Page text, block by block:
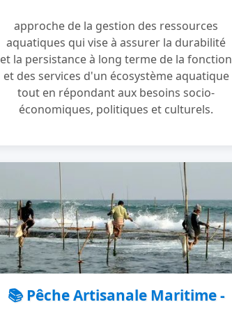
approche de la gestion des ressources
aquatiques qui vise à assurer la durabilité
et la persistance à long terme de la fonction
et des services d'un écosystème aquatique
tout en répondant aux besoins socio-
économiques, politiques et culturels.
📚 Pêche Artisanale Maritime -